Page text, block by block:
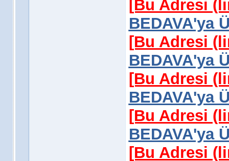
[Bu Adresi
BEDAVA'ya
[Bu Adresi
BEDAVA'ya
[Bu Adresi
BEDAVA'ya
[Bu Adresi
BEDAVA'ya
[Bu Adresi